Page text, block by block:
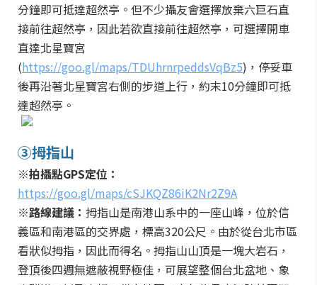
分鐘即可抵達超然亭。但不少攝友會選擇放棄六巨石直
接前往超然亭，因此若欲直接前往超然亭，可選擇開車
直達北星寶宮
(https://goo.gl/maps/TDUhrnrpeddsVqBz5)，停妥車
後再沿著北星寶宮右側的步道上行，約末10分鐘即可抵
達超然亭。
③拇指山
※拍攝點GPS定位：
https://goo.gl/maps/cSJKQZ86iK2Nr2Z9A
※路線建議： 拇指山是南港山系中的一座山峰，位於信
義區和南港區的交界處，標高320公尺。由於從台北市區
看狀似拇指，因此而得名。拇指山山頂是一塊大岩石，
登頂後四週無遮蔽視野極佳，可展望整個台北盆地、象